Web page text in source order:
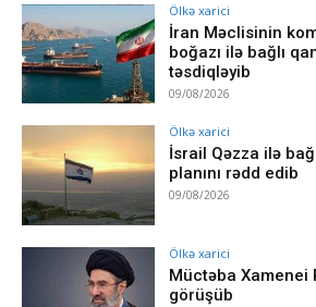
Ölkə xarici
İran Məclisinin
boğazı ilə bağlı
təsdiqləyib
09/08/2026
Ölkə xarici
İsrail Qəzza ilə
planını rədd edib
09/08/2026
Ölkə xarici
Müctəba Xamenei
görüşüb